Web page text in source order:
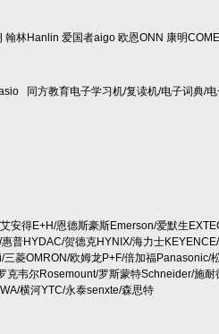
林Hanlin 爱国者aigo 欧恩ONN 康明
同方教育电子学习机/复读机/电子词典/电
安得E+H/恩德斯豪斯Emerson/爱默生
普HYDAC/贺德克HYNIX/海力士
菱OMRON/欧姆龙P+F/倍加福Panasonic/
克韦尔Rosemount/罗斯蒙特Schneider/施
横河YTC/永泰senxte/森思特